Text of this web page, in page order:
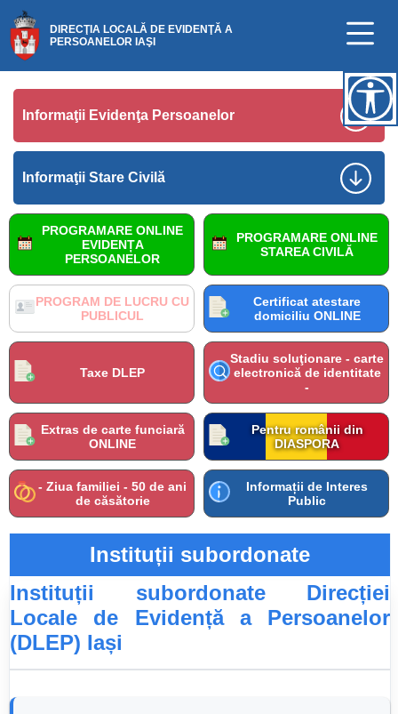
DIRECŢIA LOCALĂ DE EVIDENŢĂ A
PERSOANELOR IAŞI
Informaţii Evidenţa Persoanelor
Informaţii Stare Civilă
PROGRAM DE LUCRU CU
PUBLICUL
PROGRAMARE ONLINE
EVIDENȚA
PERSOANELOR
PROGRAMARE ONLINE
STAREA CIVILĂ
Certificat atestare
domiciliu ONLINE
Taxe DLEP
Stadiu soluţionare - carte
electronică de identitate
-
Extras de carte funciară
ONLINE
Pentru românii din
DIASPORA
- Ziua familiei - 50 de ani
de căsătorie
Informații de Interes
Public
Instituții subordonate
Instituții subordonate Direcției
Locale de Evidență a Persoanelor
(DLEP) Iași